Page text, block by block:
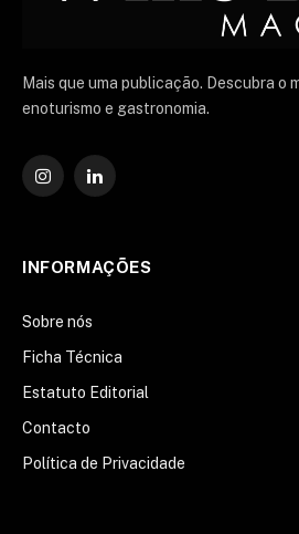
Mais que uma publicação. Descubra o
enoturismo e gastronomia.
Instagram
O
INFORMAÇÕES
Sobre nós
Ficha Técnica
Estatuto Editorial
Contacto
Política de Privacidade